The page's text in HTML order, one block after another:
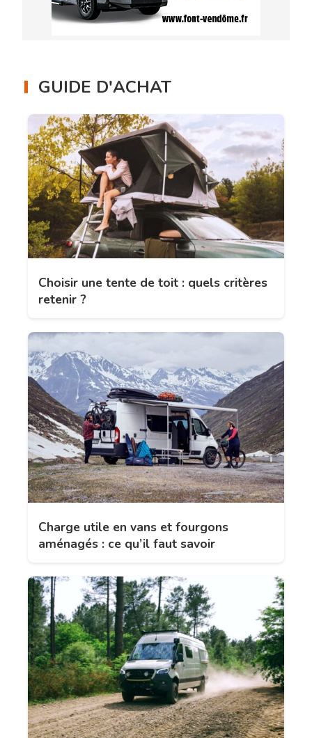
GUIDE D'ACHAT
Choisir une tente de toit : quels critères
retenir ?
Charge utile en vans et fourgons
aménagés : ce qu’il faut savoir